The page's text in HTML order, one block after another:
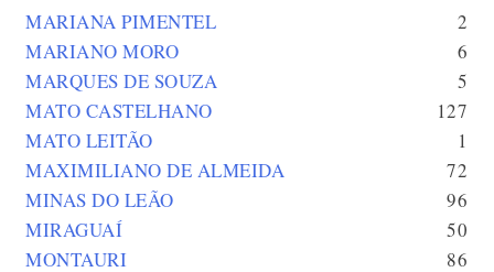
MARIANA PIMENTEL
2
MARIANO MORO
6
MARQUES DE SOUZA
5
MATO CASTELHANO
127
MATO LEITÃO
1
MAXIMILIANO DE ALMEIDA
72
MINAS DO LEÃO
96
MIRAGUAÍ
50
MONTAURI
86